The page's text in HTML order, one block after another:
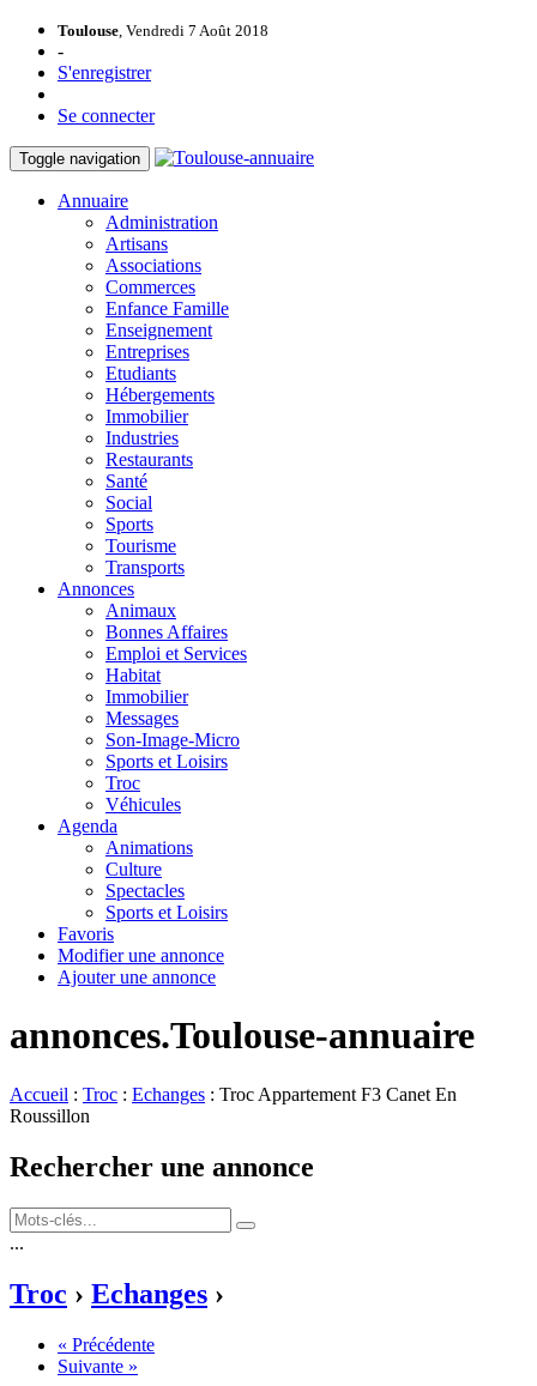
Toulouse, Vendredi 7 Août 2018
-
S'enregistrer
Se connecter
Toggle navigation
Annuaire
Administration
Artisans
Associations
Commerces
Enfance Famille
Enseignement
Entreprises
Etudiants
Hébergements
Immobilier
Industries
Restaurants
Santé
Social
Sports
Tourisme
Transports
Annonces
Animaux
Bonnes Affaires
Emploi et Services
Habitat
Immobilier
Messages
Son-Image-Micro
Sports et Loisirs
Troc
Véhicules
Agenda
Animations
Culture
Spectacles
Sports et Loisirs
Favoris
Modifier une annonce
Ajouter une annonce
annonces.Toulouse-annuaire
Accueil : Troc : Echanges : Troc Appartement F3 Canet En
Roussillon
Rechercher une annonce
...
Troc › Echanges ›
« Précédente
Suivante »